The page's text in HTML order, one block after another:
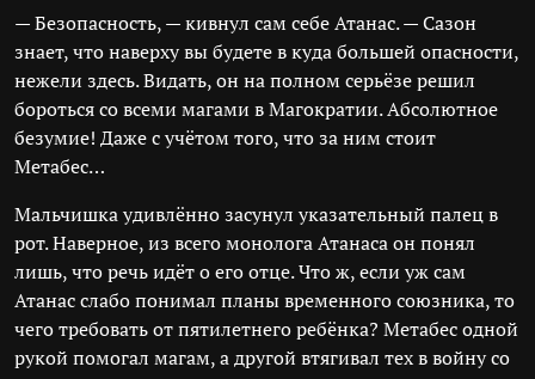
— Безопасность, — кивнул сам себе Атанас. — Сазон
знает, что наверху вы будете в куда большей опасности,
нежели здесь. Видать, он на полном серьёзе решил
бороться со всеми магами в Магократии. Абсолютное
безумие! Даже с учётом того, что за ним стоит
Метабес…
Мальчишка удивлённо засунул указательный палец в
рот. Наверное, из всего монолога Атанаса он понял
лишь, что речь идёт о его отце. Что ж, если уж сам
Атанас слабо понимал планы временного союзника, то
чего требовать от пятилетнего ребёнка? Метабес одной
рукой помогал магам, а другой втягивал тех в войну со